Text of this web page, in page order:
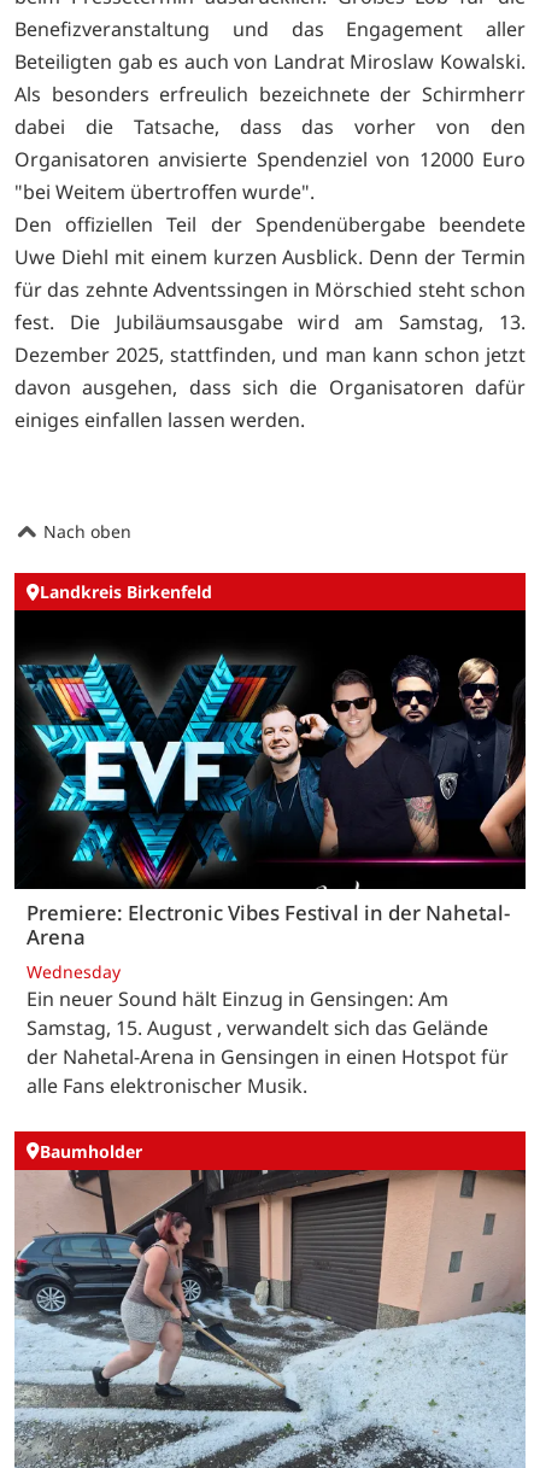
Benefizveranstaltung und das Engagement aller
Beteiligten gab es auch von Landrat Miroslaw Kowalski.
Als besonders erfreulich bezeichnete der Schirmherr
dabei die Tatsache, dass das vorher von den
Organisatoren anvisierte Spendenziel von 12000 Euro
"bei Weitem übertroffen wurde".
Den offiziellen Teil der Spendenübergabe beendete
Uwe Diehl mit einem kurzen Ausblick. Denn der Termin
für das zehnte Adventssingen in Mörschied steht schon
fest. Die Jubiläumsausgabe wird am Samstag, 13.
Dezember 2025, stattfinden, und man kann schon jetzt
davon ausgehen, dass sich die Organisatoren dafür
einiges einfallen lassen werden.
Nach oben
Landkreis Birkenfeld
Premiere: Electronic Vibes Festival in der Nahetal-
Arena
Wednesday
Ein neuer Sound hält Einzug in Gensingen: Am
Samstag, 15. August , verwandelt sich das Gelände
der Nahetal-Arena in Gensingen in einen Hotspot für
alle Fans elektronischer Musik.
Baumholder